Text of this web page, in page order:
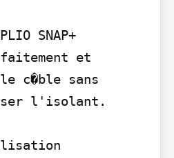
SNAP+
et
c�ble sans
l'isolant.